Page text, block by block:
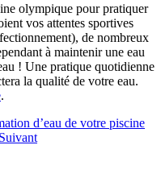
olympique pour pratiquer
vos attentes sportives
de nombreux
à maintenir une eau
! Une pratique quotidienne
la qualité de votre eau.
.
d’eau de votre piscine